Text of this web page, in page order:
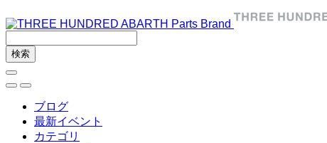
ブログ
最新イベント
カテゴリ